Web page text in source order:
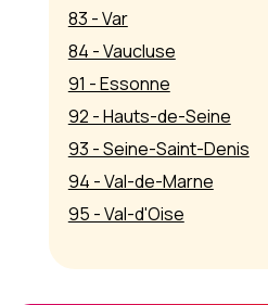
83 - Var
84 - Vaucluse
91 - Essonne
92 - Hauts-de-Seine
93 - Seine-Saint-Denis
94 - Val-de-Marne
95 - Val-d'Oise